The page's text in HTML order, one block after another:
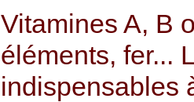
Vitamines A, B
éléments, fer...
indispensables